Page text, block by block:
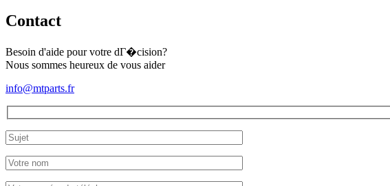
TF243,
TF325,
TG23,
SF300,
(complet)
Contact
Besoin d'aide pour votre dГ�cision?
Nous sommes heureux de vous aider
info@mtparts.fr